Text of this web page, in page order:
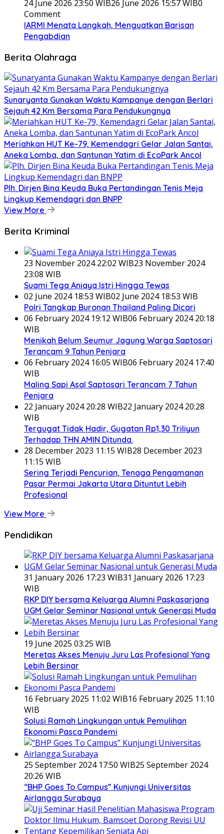
24 June 2026 23:50 WIB26 June 2026 15:57 WIB0
Comment
IARMI Menata Langkah, Menguatkan Barisan
Pengabdian
Berita Olahraga
Sunaryanta Gunakan Waktu Kampanye dengan Berlari
Sejauh 42 Km Bersama Para Pendukungnya
Meriahkan HUT Ke-79, Kemendagri Gelar Jalan Santai,
Aneka Lomba, dan Santunan Yatim di EcoPark Ancol
Plh. Dirjen Bina Keuda Buka Pertandingan Tenis Meja
Lingkup Kemendagri dan BNPP
View More
Berita Kriminal
23 November 2024 22:02 WIB23 November 2024
23:08 WIB
Suami Tega Aniaya Istri Hingga Tewas
02 June 2024 18:53 WIB02 June 2024 18:53 WIB
Polri Tangkap Buronan Thailand Paling Dicari
06 February 2024 19:12 WIB06 February 2024 20:18
WIB
Menikah Belum Seumur Jagung Warga Saptosari
Terancam 9 Tahun Penjara
06 February 2024 16:05 WIB06 February 2024 17:40
WIB
Maling Sapi Asal Saptosari Terancam 7 Tahun
Penjara
22 January 2024 20:28 WIB22 January 2024 20:28
WIB
Tergugat Tidak Hadir, Gugatan Rp1,30 Triliyun
Terhadap THN AMIN Ditunda.
28 December 2023 11:15 WIB28 December 2023
11:15 WIB
Sering Terjadi Pencurian, Tenaga Pengamanan
Pasar Permai Jakarta Utara Dituntut Lebih
Profesional
View More
Pendidikan
31 January 2026 17:23 WIB31 January 2026 17:23
WIB
RKP DIY bersama Keluarga Alumni Paskasarjana
UGM Gelar Seminar Nasional untuk Generasi Muda
19 June 2025 03:25 WIB
Meretas Akses Menuju Juru Las Profesional Yang
Lebih Bersinar
16 February 2025 11:02 WIB16 February 2025 11:10
WIB
Solusi Ramah Lingkungan untuk Pemulihan
Ekonomi Pasca Pandemi
25 September 2024 17:50 WIB25 September 2024
20:26 WIB
“BHP Goes To Campus” Kunjungi Universitas
Airlangga Surabaya